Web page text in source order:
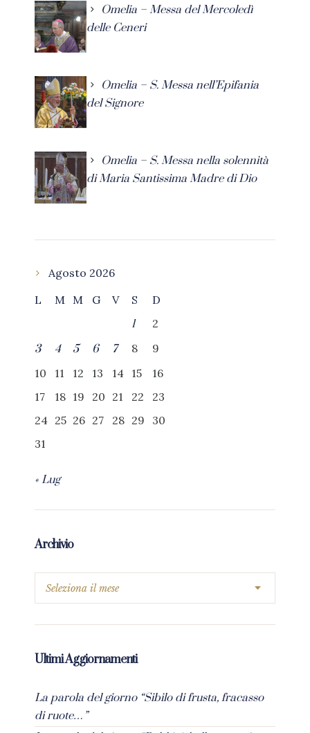
Omelia – Messa del Mercoledì
delle Ceneri
Omelia – S. Messa nell’Epifania
del Signore
Omelia – S. Messa nella solennità
di Maria Santissima Madre di Dio
Agosto 2026
L
M M G V S
D
1
2
3
4 5 6 7 8
9
10
11 12 13 14 15
16
17
18 19 20 21 22
23
24 25 26 27 28 29
30
31
« Lug
Archivio
Ultimi Aggiornamenti
La parola del giorno “Sibilo di frusta, fracasso
di ruote…”